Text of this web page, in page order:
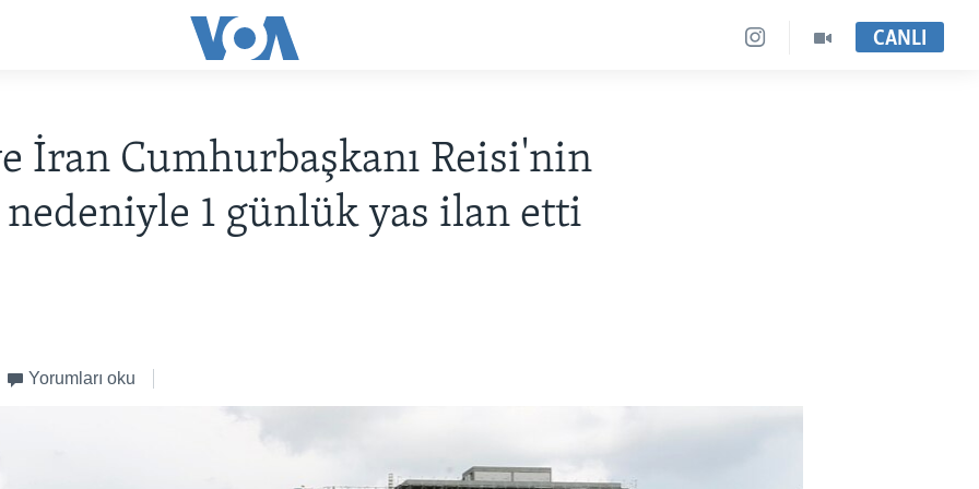
CANLI
İran Cumhurbaşkanı Reisi'nin
1 günlük yas ilan etti
Yorumları oku